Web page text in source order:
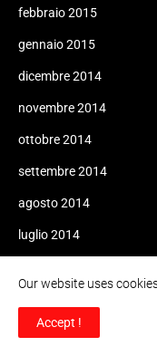
febbraio 2015
gennaio 2015
dicembre 2014
novembre 2014
ottobre 2014
settembre 2014
agosto 2014
luglio 2014
aprile 2014
Our website uses
Accept !